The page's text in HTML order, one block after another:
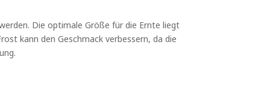
Die optimale Größe für die Ernte liegt
kann den Geschmack verbessern, da die